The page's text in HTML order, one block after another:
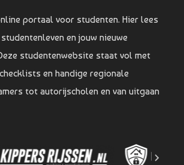
portaal voor studenten. Hier lees
en jouw nieuwe
studentenwebsite staat vol met
en handige regionale
tot autorijscholen en van uitgaan